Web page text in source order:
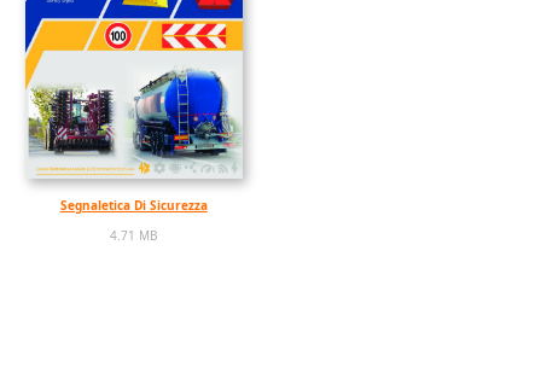
Segnaletica Di Sicurezza
4.71 MB